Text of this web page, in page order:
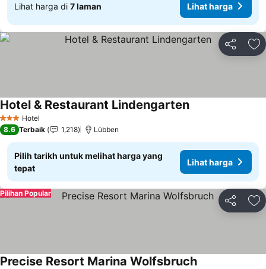
Lihat harga di 7 laman Lihat harga
Kongsi
3 BintangHotel
Hotel & Restaurant Lindengarten
8.6 Terbaik 1,218 Lübben
Pilih tarikh untuk melihat harga yang
tepat
Lihat harga
Kongsi
Pilihan Popular
Precise Resort Marina Wolfsbruch